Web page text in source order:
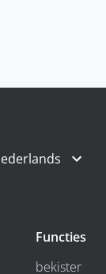
Functies
bekister